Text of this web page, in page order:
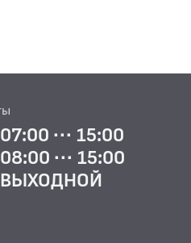
07:00 ··· 15:00
08:00 ··· 15:00
ВЫХОДНОЙ